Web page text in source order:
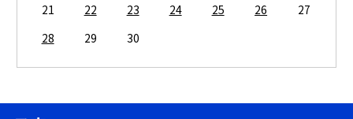
21
22 23 24 25 26
27
28
29 30